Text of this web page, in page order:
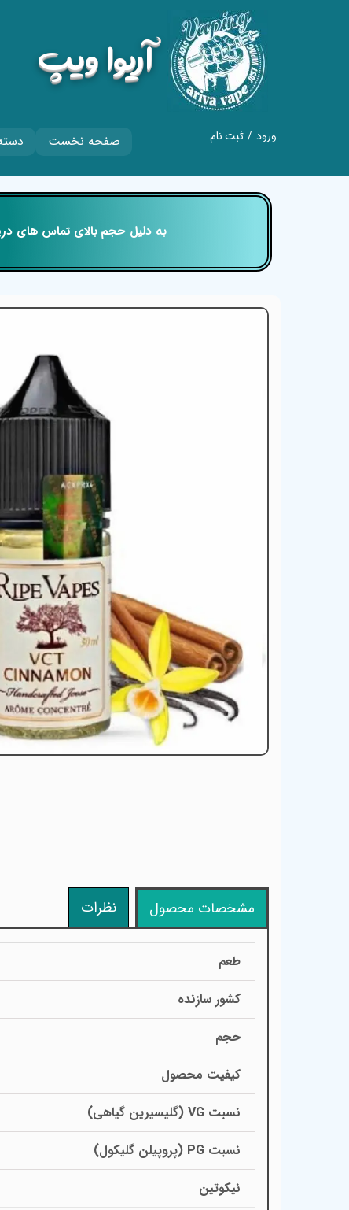
صفحه نخست ورود / ثبت نام
تغییر گذر واژه
خروج از حساب
کاربری
​آریوا ویپ
مشخصات محصول نظرات
طعم
کشور سازنده
حجم
کیفیت محصول
نسبت VG (گلیسیرین گیاهی)
نسبت PG (پروپیلن گلیکول)
نیکوتین
به دلیل حجم بالای تماس های